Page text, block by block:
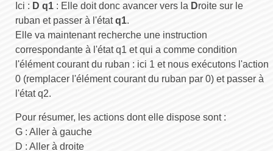
Ici : D q1 : Elle doit donc avancer vers la Droite sur le
ruban et passer à l'étatq1.
Elle va maintenant recherche une instruction
correspondante à l'état q1 et qui a comme condition
l'élément courant du ruban : ici 1 et nous exécutons l'action
0 (remplacer l'élément courant du ruban par 0) et passer à
l'état q2.
Pour résumer, les actions dont elle dispose sont :
G : Aller à gauche
D : Aller à droite